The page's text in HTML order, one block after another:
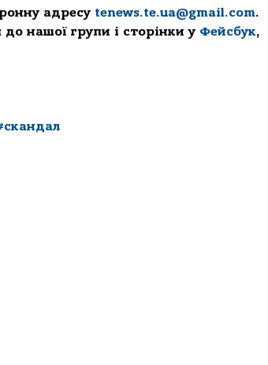
адресу tenews.te.ua@gmail.com.
до нашої групи і сторінки у Фейсбук,